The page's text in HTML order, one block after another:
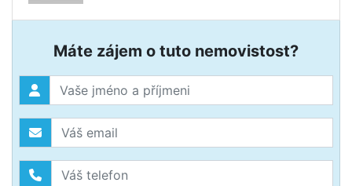
Máte zájem o tuto nemovistost?